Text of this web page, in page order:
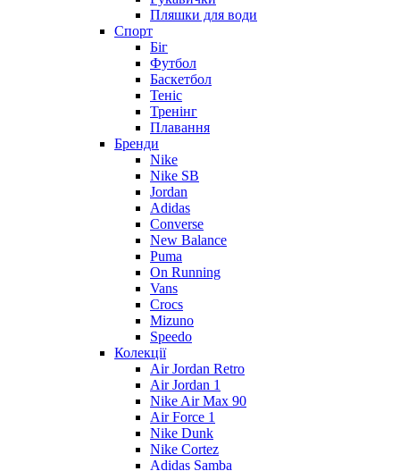
Пляшки для води
Спорт
Біг
Футбол
Баскетбол
Теніс
Тренінг
Плавання
Бренди
Nike
Nike SB
Jordan
Adidas
Converse
New Balance
Puma
On Running
Vans
Crocs
Mizuno
Speedo
Колекції
Air Jordan Retro
Air Jordan 1
Nike Air Max 90
Air Force 1
Nike Dunk
Nike Cortez
Adidas Samba